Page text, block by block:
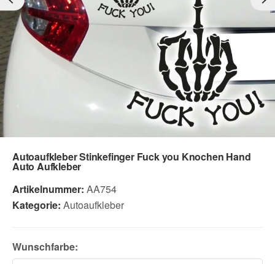
Autoaufkleber Stinkefinger Fuck you Knochen Hand
Auto Aufkleber
Artikelnummer: AA754
Kategorie: Autoaufkleber
Wunschfarbe: